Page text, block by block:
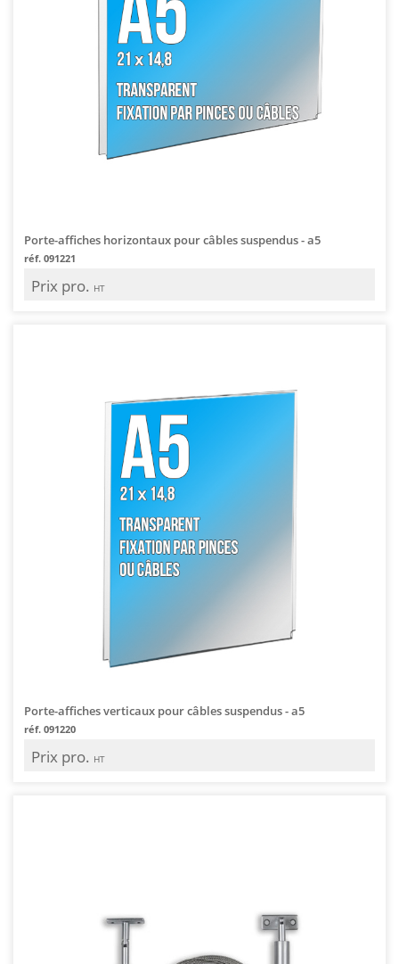
Porte-affiches horizontaux pour câbles suspendus - a5
réf. 091221
Prix pro. HT
Porte-affiches verticaux pour câbles suspendus - a5
réf. 091220
Prix pro. HT